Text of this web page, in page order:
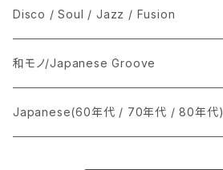
シングル盤
あ行
か行
LP
CD
Disco / Soul / Jazz / Fusion
シングル盤
A
12インチ・シングル
和モノ/Japanese Groove
シングル盤
Japanese(60年代 / 70年代 / 80年代)